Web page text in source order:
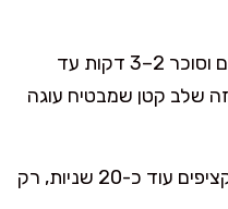
בקערה גדולה מקציפים ביצים וסוכר 2–3 דקות עד
שלב קטן שמבטיח עוגה
מוסיפים שמן ותמצית וניל ומקציפים עוד כ-20 שניות, רק